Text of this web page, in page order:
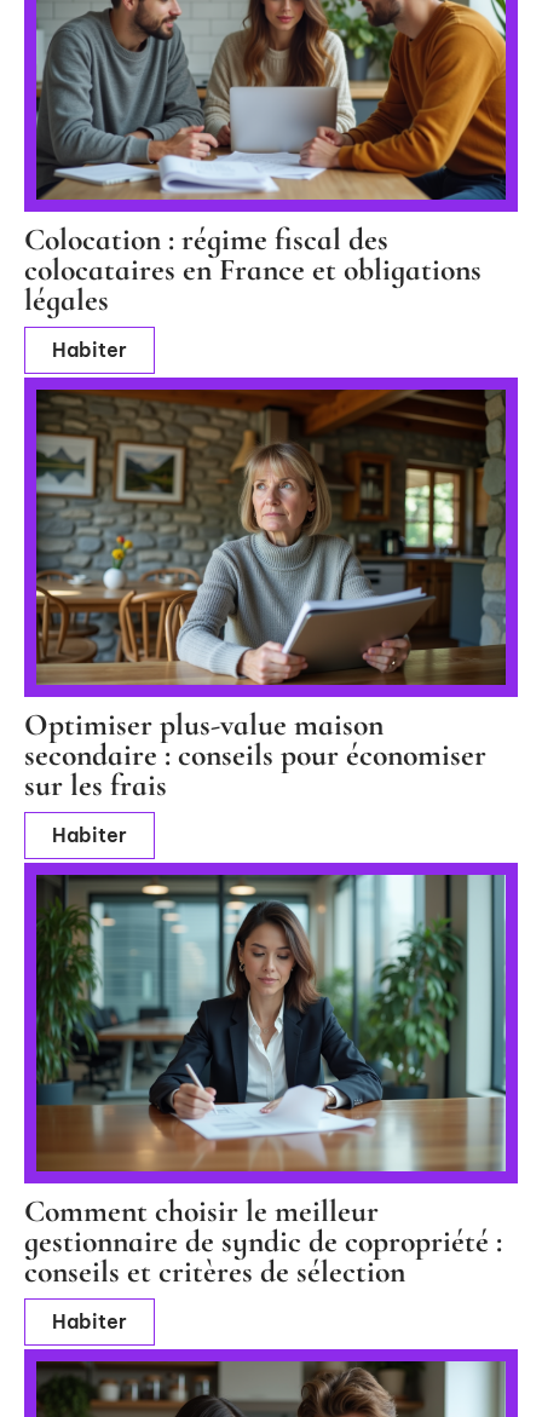
Colocation : régime fiscal des
colocataires en France et obligations
légales
Habiter
Optimiser plus-value maison
secondaire : conseils pour économiser
sur les frais
Habiter
Comment choisir le meilleur
gestionnaire de syndic de copropriété :
conseils et critères de sélection
Habiter